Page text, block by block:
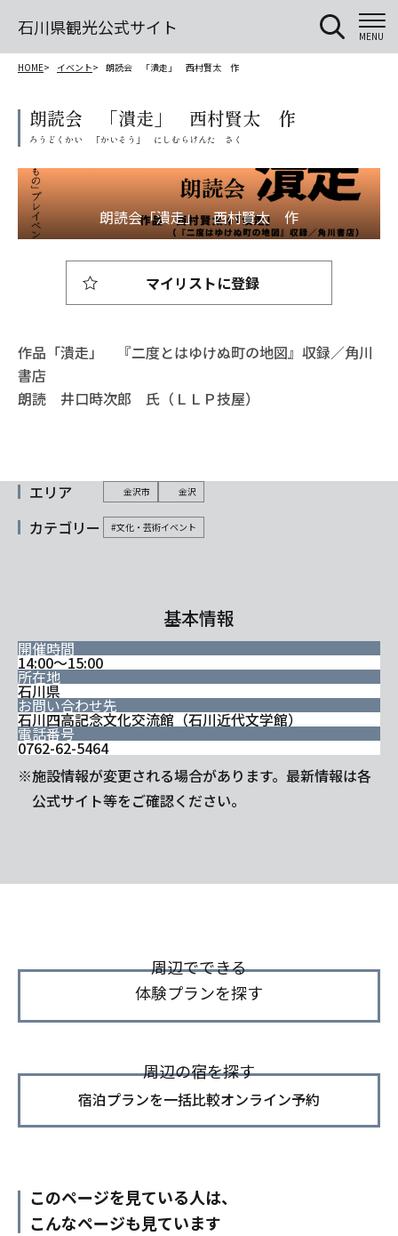
石川県観光公式サイト MENU
HOME イベント 朗読会 「潰走」 西村賢太 作
朗読会 「潰走」 西村賢太 作
作品「潰走」 『二度とはゆけぬ町の地図』収録／角川
書店
朗読 井口時次郎 氏（ＬＬＰ技屋）
マイリストに登録
エリア 金沢市 金沢
カテゴリー #文化・芸術イベント
基本情報
開催時間
14:00～15:00
所在地
石川県
お問い合わせ先
石川四高記念文化交流館（石川近代文学館）
電話番号
0762-62-5464
※施設情報が変更される場合があります。最新情報は各
公式サイト等をご確認ください。
周辺でできる
体験プランを探す
周辺の宿を探す
宿泊プランを一括比較オンライン予約
このページを見ている人は、
こんなページも見ています